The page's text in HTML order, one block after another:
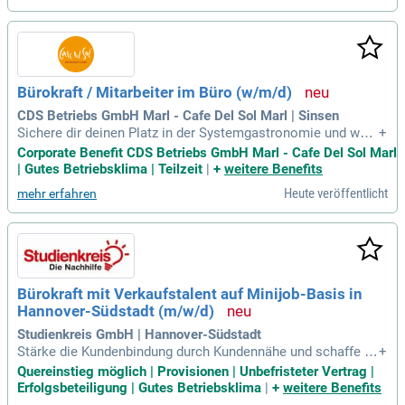
eines engagierten Teams setzen Sie sich für soziale Gerech
tigkeit ein. Deutschland bietet zahlreiche Chancen, doch die
Kluft zwischen Arm und Reich wächst. Unterstützen Sie uns
dabei, eine gerechtere Sozialpolitik zu schaffen. Bewerben S
ie sich jetzt und gestalten Sie die Zukunft mit uns!
Bürokraft / Mitarbeiter im Büro (w/m/d)
CDS Betriebs GmbH Marl - Cafe Del Sol Marl | Sinsen
Sichere dir deinen Platz in der Systemgastronomie und wac
hse mit uns! Wir bieten vielfältige Aufstiegschancen und ein
e umfassende Einarbeitung. Profitiere von Schulungen und e
ltur. Regelmäßige Feedbackgespräche und flexible Arbeitsze
itmodelle sorgen für optimale Work-Life-Balance. Deine Auf
gaben umfassen die Organisation sowie die Schnittstelle z
wischen Betrieb und Zentrale. Setze auf dein kaufmännisch
es Know-how und werde Teil eines engagierten Teams, das
den Menschen in den Mittelpunkt stellt.
+
Corporate Benefit CDS Betriebs GmbH Marl - Cafe Del Sol Marl
| Gutes Betriebsklima | Teilzeit | + weitere Benefits
mehr erfahren Heute veröffentlicht
Bürokraft mit Verkaufstalent auf Minijob-Basis in
Hannover-Südstadt (m/w/d)
Studienkreis GmbH | Hannover-Südstadt
Stärke die Kundenbindung durch Kundennähe und schaffe be
eindruckende Wow-Momente im direkten Kontakt. Als begei
sterte Vertriebspersönlichkeit überzeugst du Menschen und
+
Quereinstieg möglich | Provisionen | Unbefristeter Vertrag |
Erfolgsbeteiligung | Gutes Betriebsklima
+ weitere Benefits